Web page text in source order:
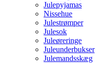
Julepyjamas
Nissehue
Julestrømper
Julesok
Juleøreringe
Juleunderbukser
Julemandsskæg